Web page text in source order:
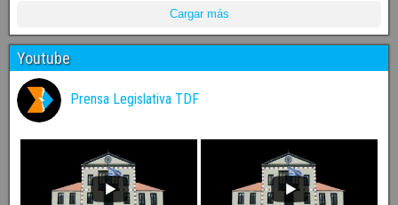
Cargar más
Youtube
Prensa Legislativa TDF